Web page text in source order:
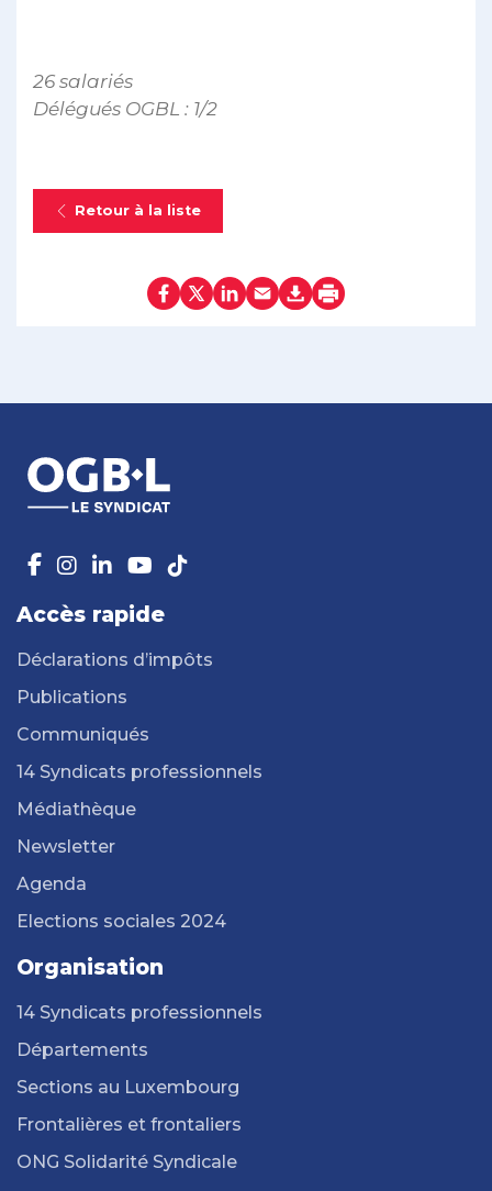
26 salariés
Délégués OGBL : 1/2
Retour à la liste
Accès rapide
Déclarations d’impôts
Publications
Communiqués
14 Syndicats professionnels
Médiathèque
Newsletter
Agenda
Elections sociales 2024
Organisation
14 Syndicats professionnels
Départements
Sections au Luxembourg
Frontalières et frontaliers
ONG Solidarité Syndicale